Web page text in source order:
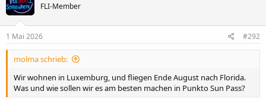
FLI-Member
1 Mai 2026 #292
molma schrieb:
Wir wohnen in Luxemburg, und fliegen Ende August nach Florida.
Was und wie sollen wir es am besten machen in Punkto Sun Pass?